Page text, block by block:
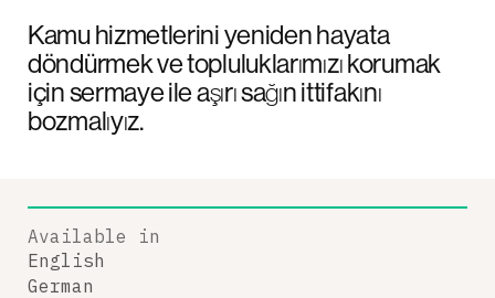
Kamu hizmetlerini yeniden hayata
döndürmek ve topluluklarımızı korumak
için sermaye ile aşırı sağın ittifakını
bozmalıyız.
Available in
English
German